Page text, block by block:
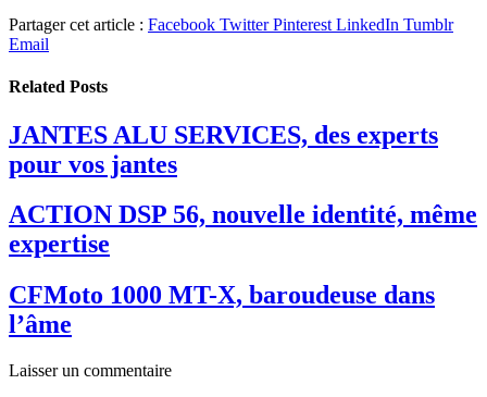
Partager cet article : Facebook Twitter Pinterest LinkedIn Tumblr
Email
Related Posts
JANTES ALU SERVICES, des experts
pour vos jantes
ACTION DSP 56, nouvelle identité, même
expertise
CFMoto 1000 MT-X, baroudeuse dans
l’âme
Laisser un commentaire